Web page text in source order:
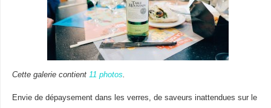
Cette galerie contient 11 photos
Envie de dépaysement dans les verres, de saveurs inattendues sur le